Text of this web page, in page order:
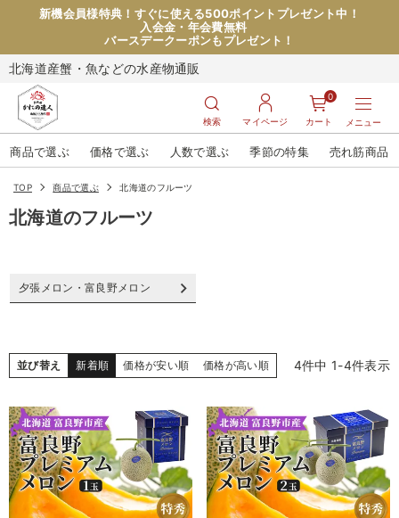
新機会員様特典！すぐに使える500ポイントプレゼント中！
入会金・年会費無料
バースデークーポンもプレゼント！
北海道産蟹・魚などの水産物通販
検索 マイページ カート
0
メニュー
商品で選ぶ 価格で選ぶ 人数で選ぶ 季節の特集 売れ筋商品
TOP 商品で選ぶ 北海道のフルーツ
北海道のフルーツ
夕張メロン・富良野メロン
並び替え 新着順 価格が安い順 価格が高い順 4件中 1-4件表示